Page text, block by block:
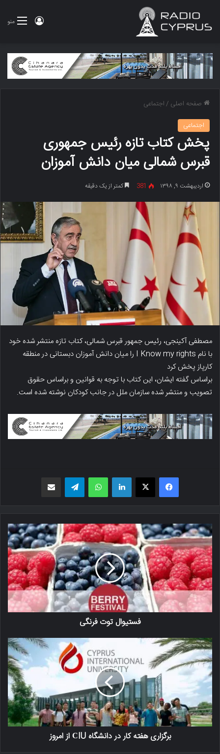
منو ورود
صفحه اصلی /اجتماعی
اجتماعی
پخش کتاب تازه رئیس جمهوری
قبرس شمالی میان دانش آموزان
اردیبهشت ۹, ۱۳۹۸ 381 کمتر از یک دقیقه
مصطفی آکینجی، رئیس جمهور قبرس شمالی، کتاب تازه منتشر شده خود
با نام I Know my rights را میان دانش آموزان دبستانی در منطقه
کارپاز پخش کرد
براساس گفته ایشان، این کتاب با توجه به قوانین و براساس حقوق
تصویب و منتشر شده سازمان ملل در جانب کودکان نوشته شده است.
فیسبوک X لینکدین واتس اپ
فستیوال توت فرنگی
برگزاری هفته کار در دانشگاه СIU از امروز